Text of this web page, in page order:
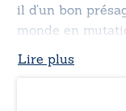
il d’un bon
monde en
Lire plus